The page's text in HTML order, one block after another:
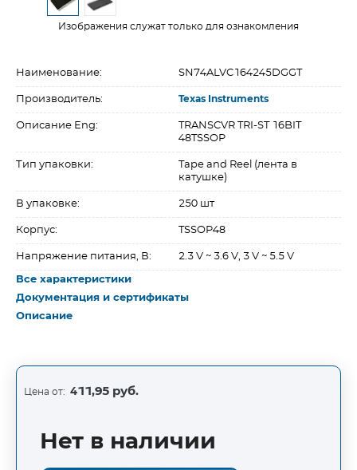
Изображения служат только для ознакомления
Наименование: SN74ALVC164245DGGT
Производитель: Texas Instruments
Описание Eng:
TRANSCVR TRI-ST 16BIT
48TSSOP
Тип упаковки:
Tape and Reel (лента в
катушке)
В упаковке: 250 шт
Корпус: TSSOP48
Напряжение питания, В: 2.3 V ~ 3.6 V, 3 V ~ 5.5 V
Все характеристики
Документация и сертификаты
Описание
Цена от: 411,95 руб.
Нет в наличии